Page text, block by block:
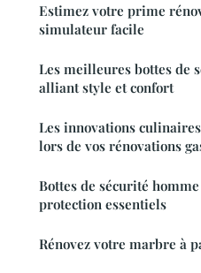
Estimez votre prime
simulateur facile
Les meilleures bottes de
alliant style et confort
Les innovations
lors de vos rénovations
Bottes de sécurité
protection essentiels
Rénovez votre marbre à